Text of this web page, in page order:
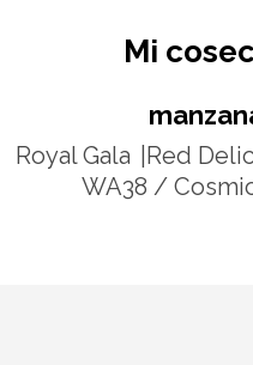
Mi
Royal Gala Red
WA38 /